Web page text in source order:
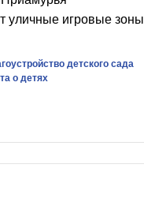
уличные игровые зоны
детского сада
о детях